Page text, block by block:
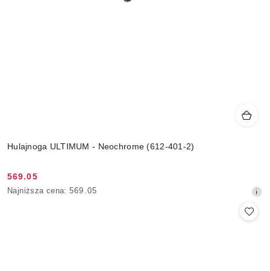
Hulajnoga ULTIMUM - Neochrome (612-401-2)
Cena
promocyjna:
569.05
Najniższa
Najniższa cena: 569.05